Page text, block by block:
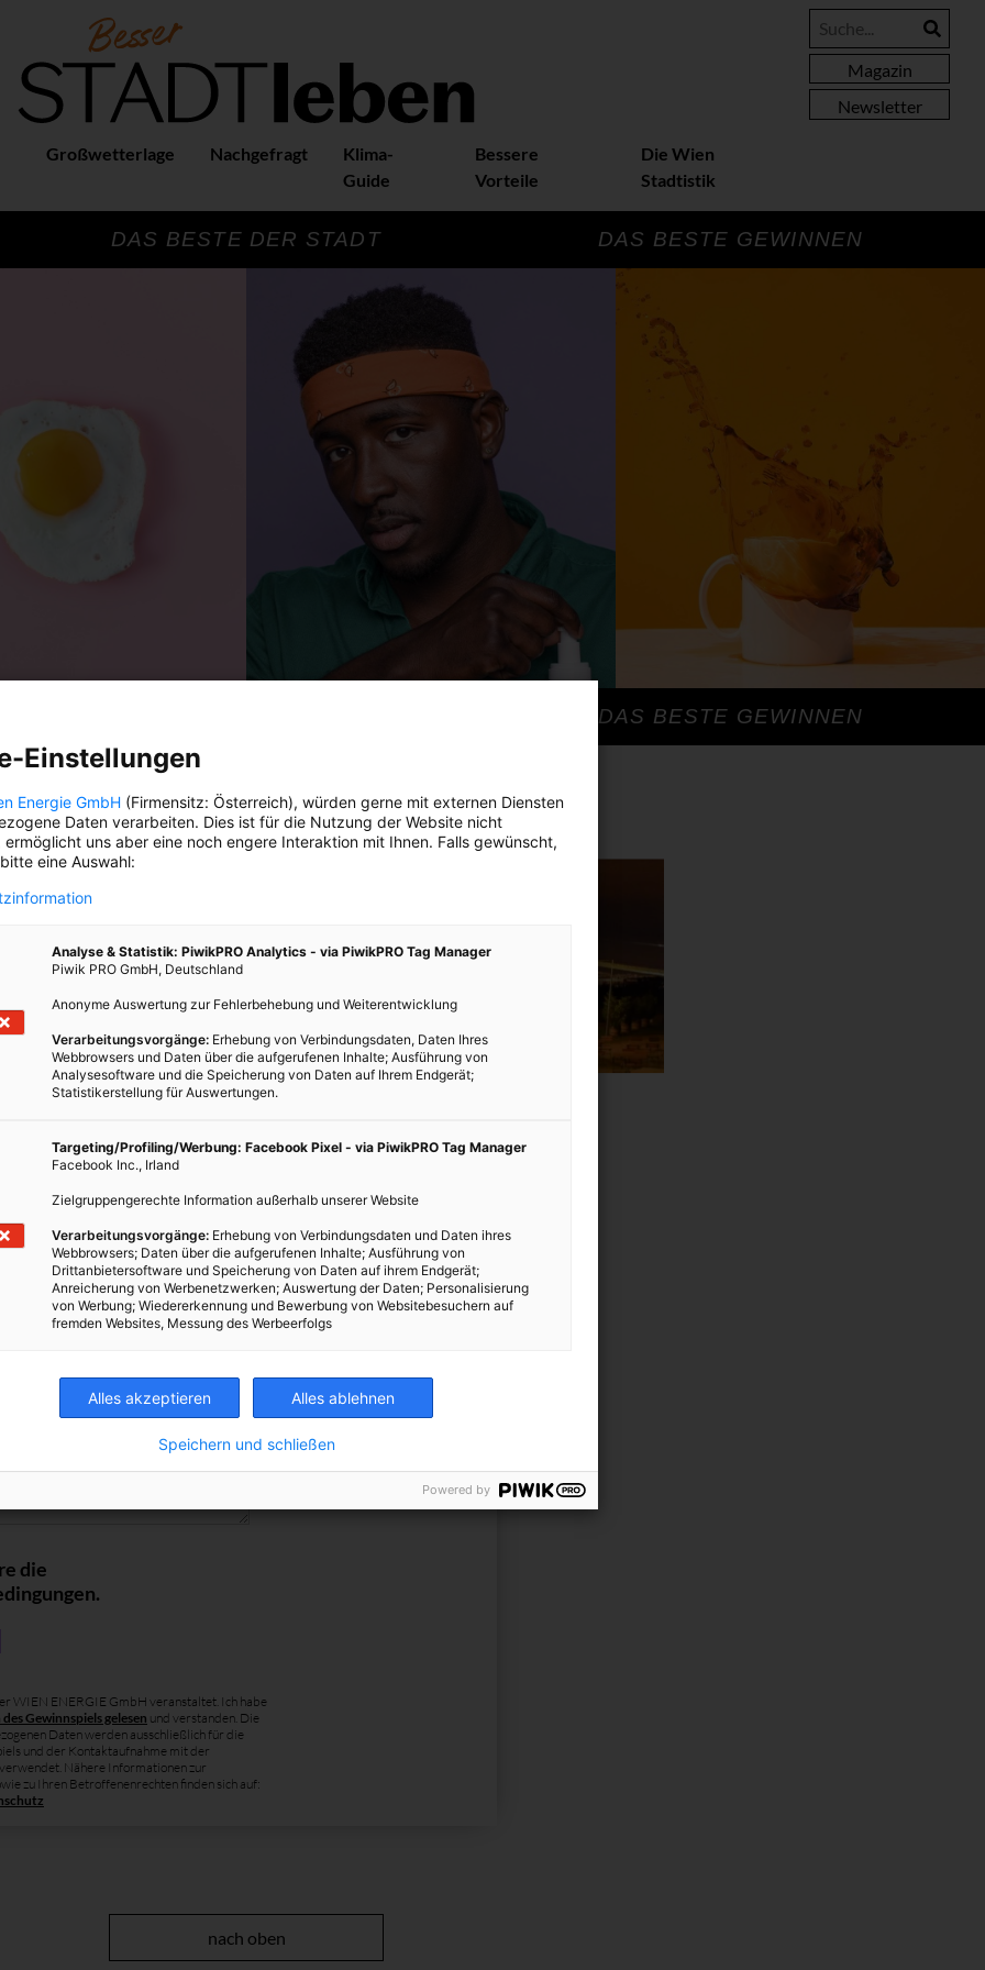
Magazin
Newsletter
Großwetterlage Nachgefragt
Klima-
Guide
Bessere
Vorteile
Die Wien
Stadtistik
DAS BESTE DER STADT DAS BESTE GEWINNEN
DAS BESTE GEWINNEN
vor? Hervorragend! Wir
im Oktogon am
Himmel.
unten den Lösungssatz aus
Rätselheft ein!
ist der 15. Dezember
die
WIEN ENERGIE GmbH veranstaltet. Ich habe
Gewinnspiels gelesen und verstanden. Die
Daten werden ausschließlich für die
und der Kontaktaufnahme mit der
Nähere Informationen zur
zu Ihren Betroffenenrechten finden sich auf:
nach oben
Einstellungen
Energie GmbH (Firmensitz: Österreich), würden gerne mit externen Diensten
Daten verarbeiten. Dies ist für die Nutzung der Website nicht
uns aber eine noch engere Interaktion mit Ihnen. Falls gewünscht,
eine Auswahl:
Analyse & Statistik: PiwikPRO Analytics - via PiwikPRO Tag Manager
Piwik PRO GmbH, Deutschland
Anonyme Auswertung zur Fehlerbehebung und Weiterentwicklung
Verarbeitungsvorgänge: Erhebung von Verbindungsdaten, Daten Ihres
Webbrowsers und Daten über die aufgerufenen Inhalte; Ausführung von
Analysesoftware und die Speicherung von Daten auf Ihrem Endgerät;
Statistikerstellung für Auswertungen.
Targeting/Profiling/Werbung: Facebook Pixel - via PiwikPRO Tag Manager
Facebook Inc., Irland
Zielgruppengerechte Information außerhalb unserer Website
Verarbeitungsvorgänge: Erhebung von Verbindungsdaten und Daten ihres
Webbrowsers; Daten über die aufgerufenen Inhalte; Ausführung von
Drittanbietersoftware und Speicherung von Daten auf ihrem Endgerät;
Anreicherung von Werbenetzwerken; Auswertung der Daten; Personalisierung
von Werbung; Wiedererkennung und Bewerbung von Websitebesuchern auf
fremden Websites, Messung des Werbeerfolgs
Alles akzeptieren Alles ablehnen
Speichern und schließen
Powered by